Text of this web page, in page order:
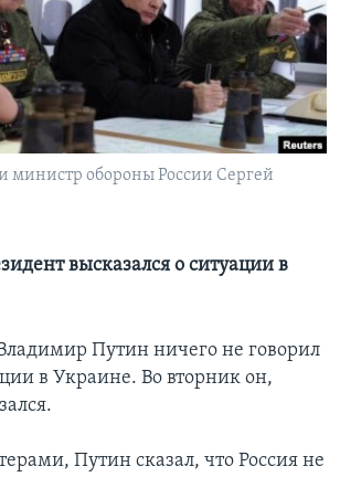
министр обороны России Сергей
высказался о ситуации в
Путин ничего не говорил
в Украине. Во вторник он,
Путин сказал, что Россия не